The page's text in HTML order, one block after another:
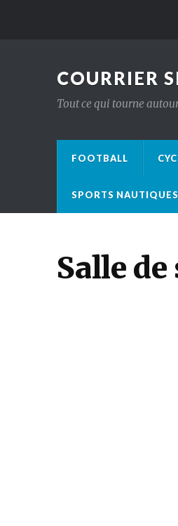
COURRIER
Tout ce qui tourne
FOOTBALL
SPORTS NAUTIQUES
Salle